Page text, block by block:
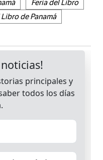
Feria del Libro
de Panamá